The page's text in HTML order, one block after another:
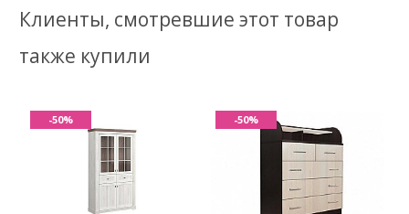
Клиенты, смотревшие этот товар
также купили
-50% -50%